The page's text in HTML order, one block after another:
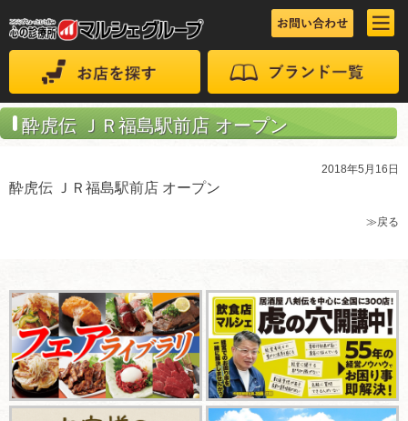
酔虎伝 ＪＲ福島駅前店 オープン
2018年5月16日
酔虎伝 ＪＲ福島駅前店 オープン
≫戻る